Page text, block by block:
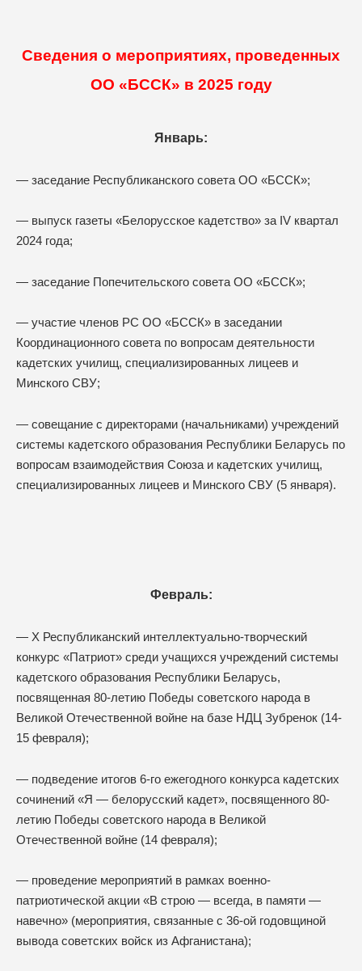
Сведения о мероприятиях, проведенных
ОО «БССК» в 2025 году
Январь:
— заседание Республиканского совета ОО «БССК»;
— выпуск газеты «Белорусское кадетство» за IV квартал
2024 года;
— заседание Попечительского совета ОО «БССК»;
— участие членов РС ОО «БССК» в заседании
Координационного совета по вопросам деятельности
кадетских училищ, специализированных лицеев и
Минского СВУ;
— совещание с директорами (начальниками) учреждений
системы кадетского образования Республики Беларусь по
вопросам взаимодействия Союза и кадетских училищ,
специализированных лицеев и Минского СВУ (5 января).
Февраль:
— X Республиканский интеллектуально-творческий
конкурс «Патриот» среди учащихся учреждений системы
кадетского образования Республики Беларусь,
посвященная 80-летию Победы советского народа в
Великой Отечественной войне на базе НДЦ Зубренок (14-
15 февраля);
— подведение итогов 6-го ежегодного конкурса кадетских
сочинений «Я — белорусский кадет», посвященного 80-
летию Победы советского народа в Великой
Отечественной войне (14 февраля);
— проведение мероприятий в рамках военно-
патриотической акции «В строю — всегда, в памяти —
навечно» (мероприятия, связанные с 36-ой годовщиной
вывода советских войск из Афганистана);